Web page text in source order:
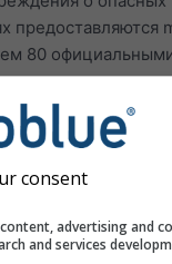
предоставляются
80
по всему
ответственности за
содержание
можно сообщить
соответствующим
consent
advertising and
and services